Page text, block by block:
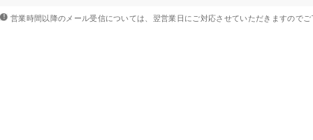
営業時間以降のメール受信については、翌営業日にご対応させていただきますので